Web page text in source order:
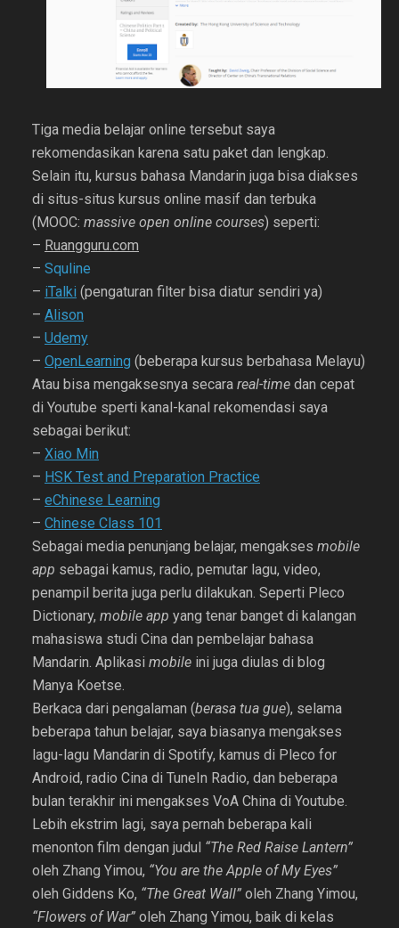
Tiga media belajar online tersebut saya
rekomendasikan karena satu paket dan lengkap.
Selain itu, kursus bahasa Mandarin juga bisa diakses
di situs-situs kursus online masif dan terbuka
(MOOC: massive open online courses) seperti:
– Ruangguru.com
– Squline
– iTalki (pengaturan filter bisa diatur sendiri ya)
– Alison
– Udemy
– OpenLearning (beberapa kursus berbahasa Melayu)
Atau bisa mengaksesnya secara real-time dan cepat
di Youtube sperti kanal-kanal rekomendasi saya
sebagai berikut:
– Xiao Min
– HSK Test and Preparation Practice
– eChinese Learning
– Chinese Class 101
Sebagai media penunjang belajar, mengakses mobile
app sebagai kamus, radio, pemutar lagu, video,
penampil berita juga perlu dilakukan. Seperti Pleco
Dictionary, mobile app yang tenar banget di kalangan
mahasiswa studi Cina dan pembelajar bahasa
Mandarin. Aplikasi mobile ini juga diulas di blog
Manya Koetse.
Berkaca dari pengalaman (berasa tua gue), selama
beberapa tahun belajar, saya biasanya mengakses
lagu-lagu Mandarin di Spotify, kamus di Pleco for
Android, radio Cina di TuneIn Radio, dan beberapa
bulan terakhir ini mengakses VoA China di Youtube.
Lebih ekstrim lagi, saya pernah beberapa kali
menonton film dengan judul “The Red Raise Lantern”
oleh Zhang Yimou, “You are the Apple of My Eyes”
oleh Giddens Ko, “The Great Wall” oleh Zhang Yimou,
“Flowers of War” oleh Zhang Yimou, baik di kelas